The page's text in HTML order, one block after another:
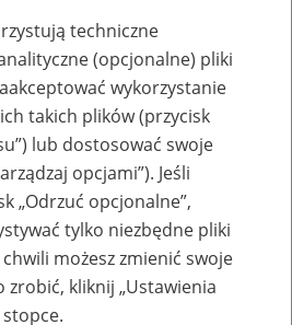
lub
zakładów pracy
techniczne
(opcjonalne) pliki
wykorzystanie
takich plików (przycisk
lub dostosować swoje
opcjami”). Jeśli
„Odrzuć opcjonalne”,
tylko niezbędne pliki
możesz zmienić swoje
zrobić, kliknij „Ustawienia